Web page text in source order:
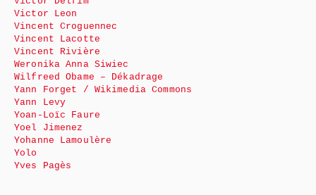
Victor Leon
Vincent Croguennec
Vincent Lacotte
Vincent Rivière
Weronika Anna Siwiec
Wilfreed Obame – Dékadrage
Yann Forget / Wikimedia Commons
Yann Levy
Yoan-Loïc Faure
Yoel Jimenez
Yohanne Lamoulère
Yolo
Yves Pagès